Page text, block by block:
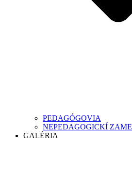
PEDAGÓGOVIA
NEPEDAGOGICKÍ
GALÉRIA